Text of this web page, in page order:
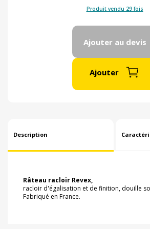
Produit vendu 29 fois
Ajouter au devis
Ajouter
Description
Râteau racloir Revex,
racloir d'égalisation et de finition, douille
Fabriqué en France.